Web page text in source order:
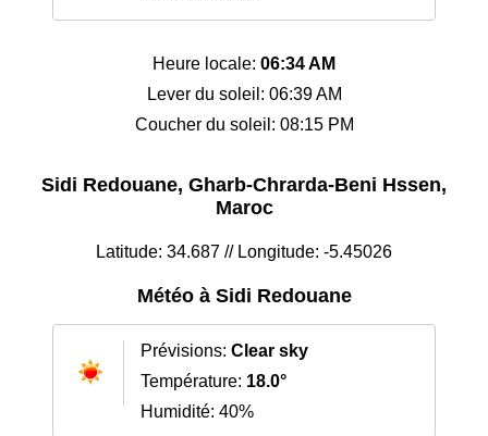
Heure locale: 06:34 AM
Lever du soleil: 06:39 AM
Coucher du soleil: 08:15 PM
Sidi Redouane, Gharb-Chrarda-Beni Hssen,
Maroc
Latitude: 34.687 // Longitude: -5.45026
Météo à Sidi Redouane
Prévisions: Clear sky
Température: 18.0°
Humidité: 40%